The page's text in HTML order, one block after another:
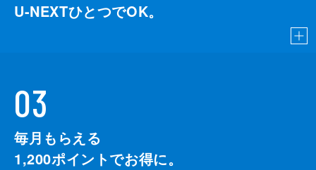
U-NEXTひとつでOK。
03
毎月もらえる
1,200ポイントでお得に。